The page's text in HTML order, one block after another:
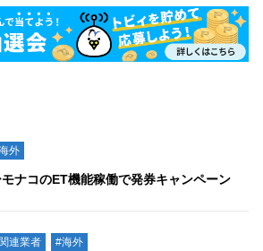
外
ナコのET機能稼働で発券キャンペーン
連業者 #海外